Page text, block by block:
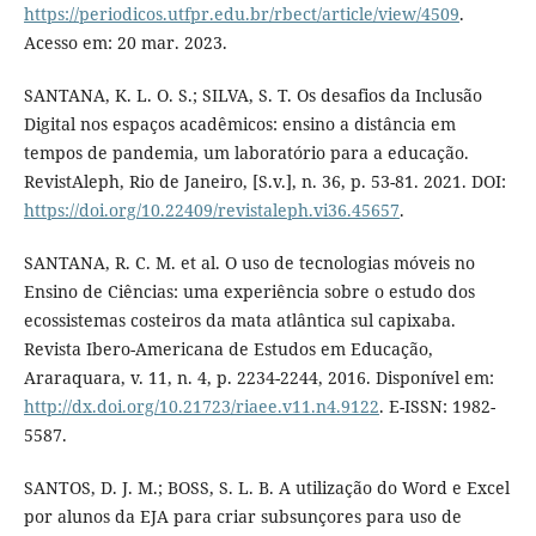
https://periodicos.utfpr.edu.br/rbect/article/view/4509.
Acesso em: 20 mar. 2023.
SANTANA, K. L. O. S.; SILVA, S. T. Os desafios da Inclusão
Digital nos espaços acadêmicos: ensino a distância em
tempos de pandemia, um laboratório para a educação.
RevistAleph, Rio de Janeiro, [S.v.], n. 36, p. 53-81. 2021. DOI:
https://doi.org/10.22409/revistaleph.vi36.45657.
SANTANA, R. C. M. et al. O uso de tecnologias móveis no
Ensino de Ciências: uma experiência sobre o estudo dos
ecossistemas costeiros da mata atlântica sul capixaba.
Revista Ibero-Americana de Estudos em Educação,
Araraquara, v. 11, n. 4, p. 2234-2244, 2016. Disponível em:
http://dx.doi.org/10.21723/riaee.v11.n4.9122. E-ISSN: 1982-
5587.
SANTOS, D. J. M.; BOSS, S. L. B. A utilização do Word e Excel
por alunos da EJA para criar subsunçores para uso de